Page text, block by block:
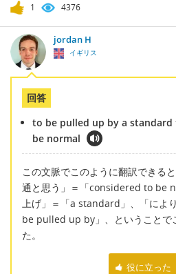
1 4376
jordan H
イギリス
回答
to be pulled up by a
be normal
この文脈でこのように翻訳できる
通と思う」＝「considered to be
上げ」＝「a standard」、「によ
be pulled up by」、ということで
た。
役に立った